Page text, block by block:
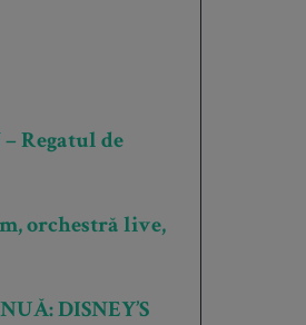
Regatul de
orchestră live,
DISNEY’S